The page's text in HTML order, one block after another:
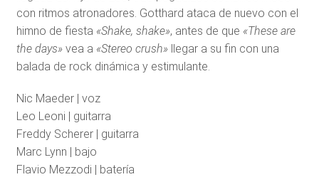
con ritmos atronadores. Gotthard ataca de nuevo con el
himno de fiesta «Shake, shake», antes de que «These are
the days»vea a «Stereo crush»llegar a su fin con una
balada de rock dinámica y estimulante.
Nic Maeder | voz
Leo Leoni | guitarra
Freddy Scherer | guitarra
Marc Lynn | bajo
Flavio Mezzodi | batería